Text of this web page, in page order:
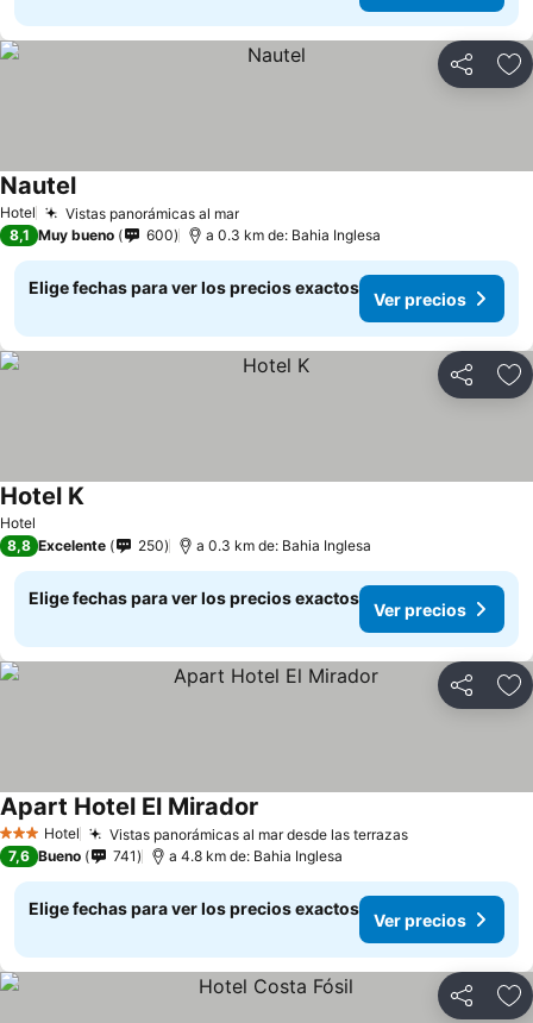
Compartir
Hotel Vistas panorámicas al mar
Nautel
8,1 Muy bueno 600 a 0.3 km de: Bahia Inglesa
Elige fechas para ver los precios exactos
Ver precios
Compartir
Hotel
Hotel K
8,8 Excelente 250 a 0.3 km de: Bahia Inglesa
Elige fechas para ver los precios exactos
Ver precios
Compartir
3 Estrellas
Hotel Vistas panorámicas al mar desde las terrazas
Apart Hotel El Mirador
7,6 Bueno 741 a 4.8 km de: Bahia Inglesa
Elige fechas para ver los precios exactos
Ver precios
Compartir